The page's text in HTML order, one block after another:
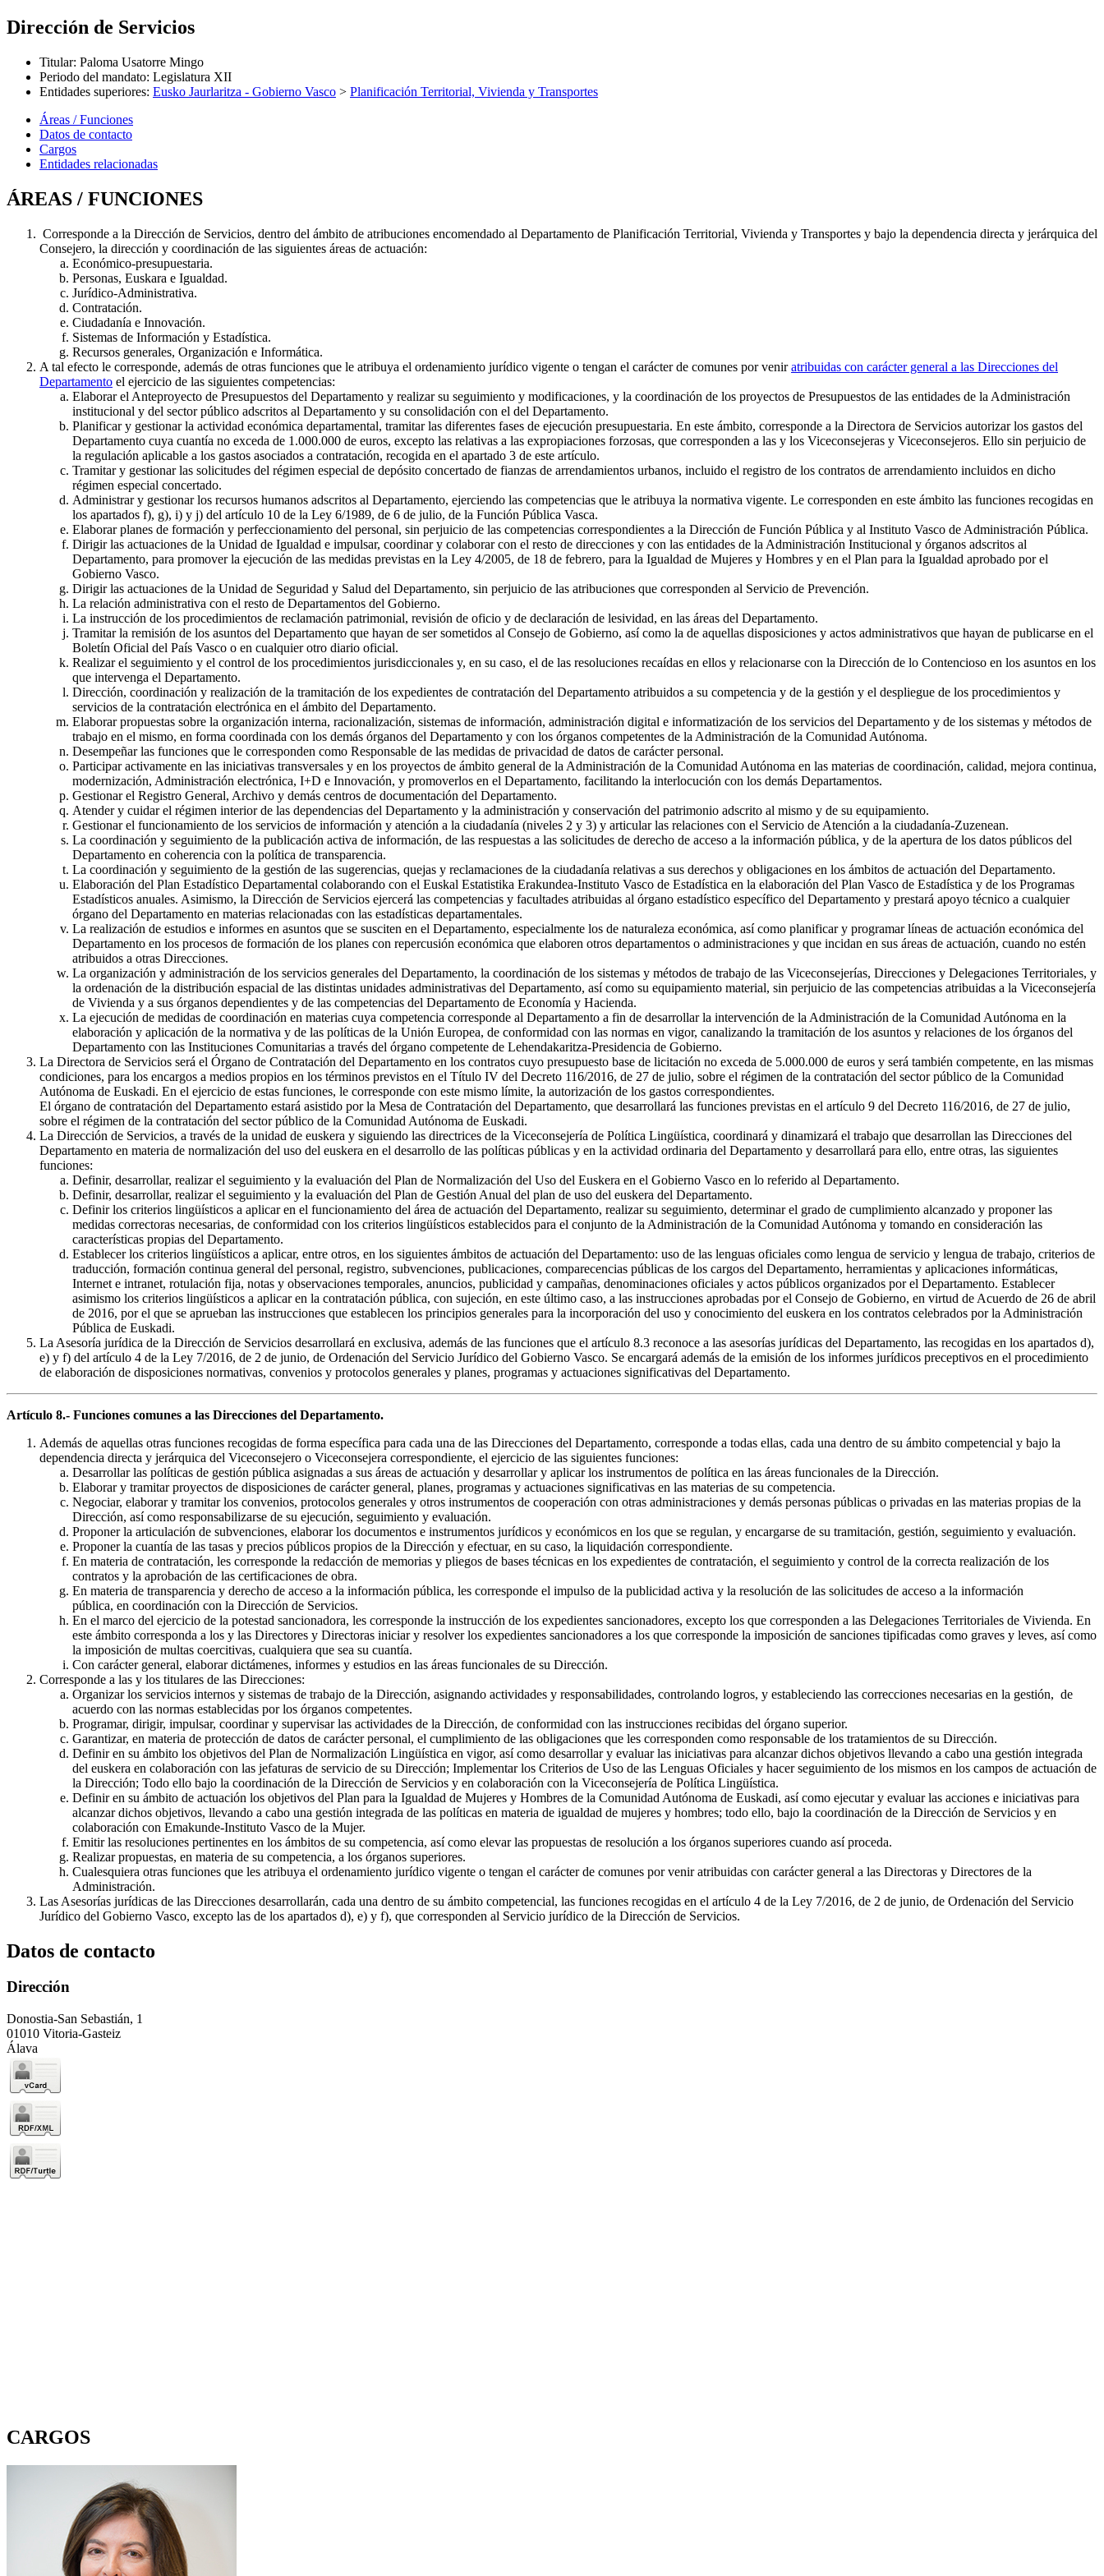
Dirección de Servicios
Titular: Paloma Usatorre Mingo
Periodo del mandato: Legislatura XII
Entidades superiores: Eusko Jaurlaritza - Gobierno Vasco > Planificación Territorial, Vivienda y Transportes
Áreas / Funciones
Datos de contacto
Cargos
Entidades relacionadas
ÁREAS / FUNCIONES
Corresponde a la Dirección de Servicios, dentro del ámbito de atribuciones encomendado al Departamento de Planificación Territorial, Vivienda y Transportes y bajo la dependencia directa y jerárquica del
Consejero, la dirección y coordinación de las siguientes áreas de actuación:
Económico-presupuestaria.
Personas, Euskara e Igualdad.
Jurídico-Administrativa.
Contratación.
Ciudadanía e Innovación.
Sistemas de Información y Estadística.
Recursos generales, Organización e Informática.
A tal efecto le corresponde, además de otras funciones que le atribuya el ordenamiento jurídico vigente o tengan el carácter de comunes por veniratribuidas con carácter general a las Direcciones del
Departamento el ejercicio de las siguientes competencias:
Elaborar el Anteproyecto de Presupuestos del Departamento y realizar su seguimiento y modificaciones, y la coordinación de los proyectos de Presupuestos de las entidades de la Administración
institucional y del sector público adscritos al Departamento y su consolidación con el del Departamento.
Planificar y gestionar la actividad económica departamental, tramitar las diferentes fases de ejecución presupuestaria. En este ámbito, corresponde a la Directora de Servicios autorizar los gastos del
Departamento cuya cuantía no exceda de 1.000.000 de euros, excepto las relativas a las expropiaciones forzosas, que corresponden a las y los Viceconsejeras y Viceconsejeros. Ello sin perjuicio de
la regulación aplicable a los gastos asociados a contratación, recogida en el apartado 3 de este artículo.
Tramitar y gestionar las solicitudes del régimen especial de depósito concertado de fianzas de arrendamientos urbanos, incluido el registro de los contratos de arrendamiento incluidos en dicho
régimen especial concertado.
Administrar y gestionar los recursos humanos adscritos al Departamento, ejerciendo las competencias que le atribuya la normativa vigente. Le corresponden en este ámbito las funciones recogidas en
los apartados f), g), i) y j) del artículo 10 de la Ley 6/1989, de 6 de julio, de la Función Pública Vasca.
Elaborar planes de formación y perfeccionamiento del personal, sin perjuicio de las competencias correspondientes a la Dirección de Función Pública y al Instituto Vasco de Administración Pública.
Dirigir las actuaciones de la Unidad de Igualdad e impulsar, coordinar y colaborar con el resto de direcciones y con las entidades de la Administración Institucional y órganos adscritos al
Departamento, para promover la ejecución de las medidas previstas en la Ley 4/2005, de 18 de febrero, para la Igualdad de Mujeres y Hombres y en el Plan para la Igualdad aprobado por el
Gobierno Vasco.
Dirigir las actuaciones de la Unidad de Seguridad y Salud del Departamento, sin perjuicio de las atribuciones que corresponden al Servicio de Prevención.
La relación administrativa con el resto de Departamentos del Gobierno.
La instrucción de los procedimientos de reclamación patrimonial, revisión de oficio y de declaración de lesividad, en las áreas del Departamento.
Tramitar la remisión de los asuntos del Departamento que hayan de ser sometidos al Consejo de Gobierno, así como la de aquellas disposiciones y actos administrativos que hayan de publicarse en el
Boletín Oficial del País Vasco o en cualquier otro diario oficial.
Realizar el seguimiento y el control de los procedimientos jurisdiccionales y, en su caso, el de las resoluciones recaídas en ellos y relacionarse con la Dirección de lo Contencioso en los asuntos en los
que intervenga el Departamento.
Dirección, coordinación y realización de la tramitación de los expedientes de contratación del Departamento atribuidos a su competencia y de la gestión y el despliegue de los procedimientos y
servicios de la contratación electrónica en el ámbito del Departamento.
Elaborar propuestas sobre la organización interna, racionalización, sistemas de información, administración digital e informatización de los servicios del Departamento y de los sistemas y métodos de
trabajo en el mismo, en forma coordinada con los demás órganos del Departamento y con los órganos competentes de la Administración de la Comunidad Autónoma.
Desempeñar las funciones que le corresponden como Responsable de las medidas de privacidad de datos de carácter personal.
Participar activamente en las iniciativas transversales y en los proyectos de ámbito general de la Administración de la Comunidad Autónoma en las materias de coordinación, calidad, mejora continua,
modernización, Administración electrónica, I+D e Innovación, y promoverlos en el Departamento, facilitando la interlocución con los demás Departamentos.
Gestionar el Registro General, Archivo y demás centros de documentación del Departamento.
Atender y cuidar el régimen interior de las dependencias del Departamento y la administración y conservación del patrimonio adscrito al mismo y de su equipamiento.
Gestionar el funcionamiento de los servicios de información y atención a la ciudadanía (niveles 2 y 3) y articular las relaciones con el Servicio de Atención a la ciudadanía-Zuzenean.
La coordinación y seguimiento de la publicación activa de información, de las respuestas a las solicitudes de derecho de acceso a la información pública, y de la apertura de los datos públicos del
Departamento en coherencia con la política de transparencia.
La coordinación y seguimiento de la gestión de las sugerencias, quejas y reclamaciones de la ciudadanía relativas a sus derechos y obligaciones en los ámbitos de actuación del Departamento.
Elaboración del Plan Estadístico Departamental colaborando con el Euskal Estatistika Erakundea-Instituto Vasco de Estadística en la elaboración del Plan Vasco de Estadística y de los Programas
Estadísticos anuales. Asimismo, la Dirección de Servicios ejercerá las competencias y facultades atribuidas al órgano estadístico específico del Departamento y prestará apoyo técnico a cualquier
órgano del Departamento en materias relacionadas con las estadísticas departamentales.
La realización de estudios e informes en asuntos que se susciten en el Departamento, especialmente los de naturaleza económica, así como planificar y programar líneas de actuación económica del
Departamento en los procesos de formación de los planes con repercusión económica que elaboren otros departamentos o administraciones y que incidan en sus áreas de actuación, cuando no estén
atribuidos a otras Direcciones.
La organización y administración de los servicios generales del Departamento, la coordinación de los sistemas y métodos de trabajo de las Viceconsejerías, Direcciones y Delegaciones Territoriales, y
la ordenación de la distribución espacial de las distintas unidades administrativas del Departamento, así como su equipamiento material, sin perjuicio de las competencias atribuidas a la Viceconsejería
de Vivienda y a sus órganos dependientes y de las competencias del Departamento de Economía y Hacienda.
La ejecución de medidas de coordinación en materias cuya competencia corresponde al Departamento a fin de desarrollar la intervención de la Administración de la Comunidad Autónoma en la
elaboración y aplicación de la normativa y de las políticas de la Unión Europea, de conformidad con las normas en vigor, canalizando la tramitación de los asuntos y relaciones de los órganos del
Departamento con las Instituciones Comunitarias a través del órgano competente de Lehendakaritza-Presidencia de Gobierno.
La Directora de Servicios será el Órgano de Contratación del Departamento en los contratos cuyo presupuesto base de licitación no exceda de 5.000.000 de euros y será también competente, en las mismas
condiciones, para los encargos a medios propios en los términos previstos en el Título IV del Decreto 116/2016, de 27 de julio, sobre el régimen de la contratación del sector público de la Comunidad
Autónoma de Euskadi. En el ejercicio de estas funciones, le corresponde con este mismo límite, la autorización de los gastos correspondientes.
El órgano de contratación del Departamento estará asistido por la Mesa de Contratación del Departamento, que desarrollará las funciones previstas en el artículo 9 del Decreto 116/2016, de 27 de julio,
sobre el régimen de la contratación del sector público de la Comunidad Autónoma de Euskadi.
La Dirección de Servicios, a través de la unidad de euskera y siguiendo las directrices de la Viceconsejería de Política Lingüística, coordinará y dinamizará el trabajo que desarrollan las Direcciones del
Departamento en materia de normalización del uso del euskera en el desarrollo de las políticas públicas y en la actividad ordinaria del Departamento y desarrollará para ello, entre otras, las siguientes
funciones:
Definir, desarrollar, realizar el seguimiento y la evaluación del Plan de Normalización del Uso del Euskera en el Gobierno Vasco en lo referido al Departamento.
Definir, desarrollar, realizar el seguimiento y la evaluación del Plan de Gestión Anual del plan de uso del euskera del Departamento.
Definir los criterios lingüísticos a aplicar en el funcionamiento del área de actuación del Departamento, realizar su seguimiento, determinar el grado de cumplimiento alcanzado y proponer las
medidas correctoras necesarias, de conformidad con los criterios lingüísticos establecidos para el conjunto de la Administración de la Comunidad Autónoma y tomando en consideración las
características propias del Departamento.
Establecer los criterios lingüísticos a aplicar, entre otros, en los siguientes ámbitos de actuación del Departamento: uso de las lenguas oficiales como lengua de servicio y lengua de trabajo, criterios de
traducción, formación continua general del personal, registro, subvenciones, publicaciones, comparecencias públicas de los cargos del Departamento, herramientas y aplicaciones informáticas,
Internet e intranet, rotulación fija, notas y observaciones temporales, anuncios, publicidad y campañas, denominaciones oficiales y actos públicos organizados por el Departamento. Establecer
asimismo los criterios lingüísticos a aplicar en la contratación pública, con sujeción, en este último caso, a las instrucciones aprobadas por el Consejo de Gobierno, en virtud de Acuerdo de 26 de abril
de 2016, por el que se aprueban las instrucciones que establecen los principios generales para la incorporación del uso y conocimiento del euskera en los contratos celebrados por la Administración
Pública de Euskadi.
La Asesoría jurídica de la Dirección de Servicios desarrollará en exclusiva, además de las funciones que el artículo 8.3 reconoce a las asesorías jurídicas del Departamento, las recogidas en los apartados d),
e) y f) del artículo 4 de la Ley 7/2016, de 2 de junio, de Ordenación del Servicio Jurídico del Gobierno Vasco. Se encargará además de la emisión de los informes jurídicos preceptivos en el procedimiento
de elaboración de disposiciones normativas, convenios y protocolos generales y planes, programas y actuaciones significativas del Departamento.
Artículo 8.- Funciones comunes a las Direcciones del Departamento.
Además de aquellas otras funciones recogidas de forma específica para cada una de las Direcciones del Departamento, corresponde a todas ellas, cada una dentro de su ámbito competencial y bajo la
dependencia directa y jerárquica del Viceconsejero o Viceconsejera correspondiente, el ejercicio de las siguientes funciones:
Desarrollar las políticas de gestión pública asignadas a sus áreas de actuación y desarrollar y aplicar los instrumentos de política en las áreas funcionales de la Dirección.
Elaborar y tramitar proyectos de disposiciones de carácter general, planes, programas y actuaciones significativas en las materias de su competencia.
Negociar, elaborar y tramitar los convenios, protocolos generales y otros instrumentos de cooperación con otras administraciones y demás personas públicas o privadas en las materias propias de la
Dirección, así como responsabilizarse de su ejecución, seguimiento y evaluación.
Proponer la articulación de subvenciones, elaborar los documentos e instrumentos jurídicos y económicos en los que se regulan, y encargarse de su tramitación, gestión, seguimiento y evaluación.
Proponer la cuantía de las tasas y precios públicos propios de la Dirección y efectuar, en su caso, la liquidación correspondiente.
En materia de contratación, les corresponde la redacción de memorias y pliegos de bases técnicas en los expedientes de contratación, el seguimiento y control de la correcta realización de los
contratos y la aprobación de las certificaciones de obra.
En materia de transparencia y derecho de acceso a la información pública, les corresponde el impulso de la publicidad activa y la resolución de las solicitudes de acceso a la información
pública, en coordinación con la Dirección de Servicios.
En el marco del ejercicio de la potestad sancionadora, les corresponde la instrucción de los expedientes sancionadores, excepto los que corresponden a las Delegaciones Territoriales de Vivienda. En
este ámbito corresponda a los y las Directores y Directoras iniciar y resolver los expedientes sancionadores a los que corresponde la imposición de sanciones tipificadas como graves y leves, así como
la imposición de multas coercitivas, cualquiera que sea su cuantía.
Con carácter general, elaborar dictámenes, informes y estudios en las áreas funcionales de su Dirección.
Corresponde a las y los titulares de las Direcciones:
Organizar los servicios internos y sistemas de trabajo de la Dirección, asignando actividades y responsabilidades, controlando logros, y estableciendo las correcciones necesarias en la gestión, de
acuerdo con las normas establecidas por los órganos competentes.
Programar, dirigir, impulsar, coordinar y supervisar las actividades de la Dirección, de conformidad con las instrucciones recibidas del órgano superior.
Garantizar, en materia de protección de datos de carácter personal, el cumplimiento de las obligaciones que les corresponden como responsable de los tratamientos de su Dirección.
Definir en su ámbito los objetivos del Plan de Normalización Lingüística en vigor, así como desarrollar y evaluar las iniciativas para alcanzar dichos objetivos llevando a cabo una gestión integrada
del euskera en colaboración con las jefaturas de servicio de su Dirección; Implementar los Criterios de Uso de las Lenguas Oficiales y hacer seguimiento de los mismos en los campos de actuación de
la Dirección; Todo ello bajo la coordinación de la Dirección de Servicios y en colaboración con la Viceconsejería de Política Lingüística.
Definir en su ámbito de actuación los objetivos del Plan para la Igualdad de Mujeres y Hombres de la Comunidad Autónoma de Euskadi, así como ejecutar y evaluar las acciones e iniciativas para
alcanzar dichos objetivos, llevando a cabo una gestión integrada de las políticas en materia de igualdad de mujeres y hombres; todo ello, bajo la coordinación de la Dirección de Servicios y en
colaboración con Emakunde-Instituto Vasco de la Mujer.
Emitir las resoluciones pertinentes en los ámbitos de su competencia, así como elevar las propuestas de resolución a los órganos superiores cuando así proceda.
Realizar propuestas, en materia de su competencia, a los órganos superiores.
Cualesquiera otras funciones que les atribuya el ordenamiento jurídico vigente o tengan el carácter de comunes por venir atribuidas con carácter general a las Directoras y Directores de la
Administración.
Las Asesorías jurídicas de las Direcciones desarrollarán, cada una dentro de su ámbito competencial, las funciones recogidas en el artículo 4 de la Ley 7/2016, de 2 de junio, de Ordenación del Servicio
Jurídico del Gobierno Vasco, excepto las de los apartados d), e) y f), que corresponden al Servicio jurídico de la Dirección de Servicios.
Datos de contacto
Dirección
Donostia-San Sebastián, 1
01010 Vitoria-Gasteiz
Álava
CARGOS